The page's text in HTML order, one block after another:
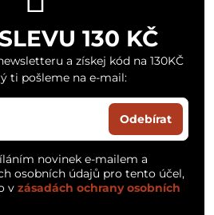
130 KČ
a získej kód na 130KČ
ti pošleme na e-mail:
Odebírat
novinek e-mailem a
osobních údajů pro tento účel,
v zásadách ochrany osobních